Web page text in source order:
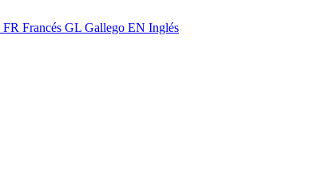
FR Francés GL Gallego EN Inglés